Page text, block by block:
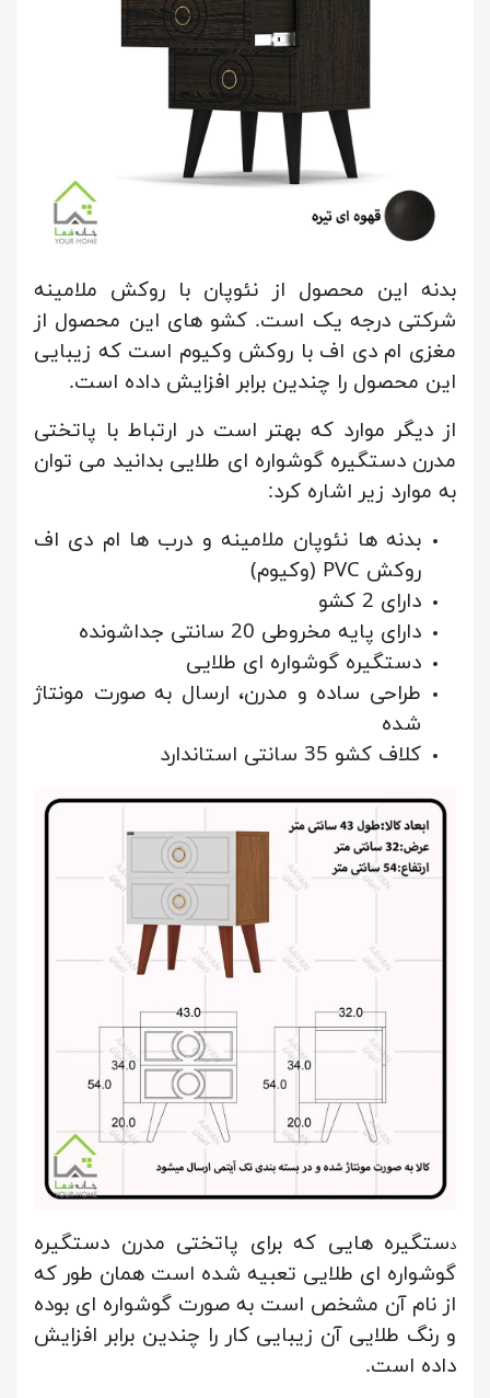
بدنه این محصول از نئوپان با روکش ملامینه
شرکتی درجه یک است. کشو های این محصول از
مغزی ام دی اف با روکش وکیوم است که زیبایی
این محصول را چندین برابر افزایش داده است.
از دیگر موارد که بهتر است در ارتباط با پاتختی
مدرن دستگیره گوشواره ای طلایی بدانید می توان
به موارد زیر اشاره کرد:
بدنه ها نئوپان ملامینه و درب ها ام دی اف
روکش PVC (وکیوم)
دارای 2 کشو
دارای پایه مخروطی 20 سانتی جداشونده
دستگیره گوشواره ای طلایی
طراحی ساده و مدرن، ارسال به صورت مونتاژ
شده
کلاف کشو 35 سانتی استاندارد
دستگیره هایی که برای پاتختی مدرن دستگیره
گوشواره ای طلایی تعبیه شده است همان طور که
از نام آن مشخص است به صورت گوشواره ای بوده
و رنگ طلایی آن زیبایی کار را چندین برابر افزایش
داده است.